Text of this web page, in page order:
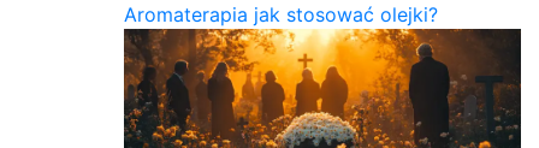
Aromaterapia jak stosować olejki?